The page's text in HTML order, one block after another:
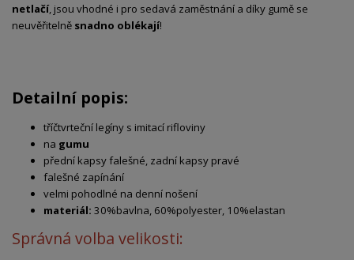
netlačí, jsou vhodné i pro sedavá zaměstnání a díky gumě se
neuvěřitelně snadno oblékají!
Detailní popis:
tříčtvrteční legíny s imitací rifloviny
na gumu
přední kapsy falešné, zadní kapsy pravé
falešné zapínání
velmi pohodlné na denní nošení
materiál: 30%bavlna, 60%polyester, 10%elastan
Správná volba velikosti: